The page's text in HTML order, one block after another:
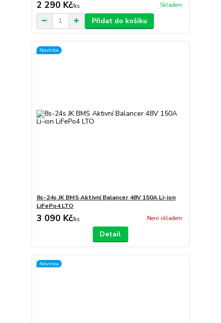
2 290 Kč/ks Skladem
Přidat do košíku
Novinka
8s-24s JK BMS Aktivní Balancer 48V 150A Li-ion
LiFePo4 LTO
3 090 Kč/ks Není skladem
Detail
Novinka